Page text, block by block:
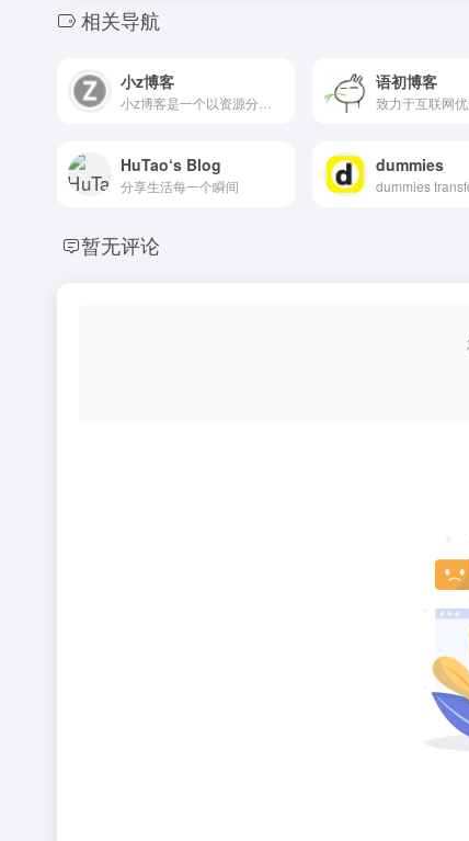
相关导航
小z博客 语初博客
致力于互联网
HuTao‘s Blog
分享生活每一个瞬间
dummies
暂无评论